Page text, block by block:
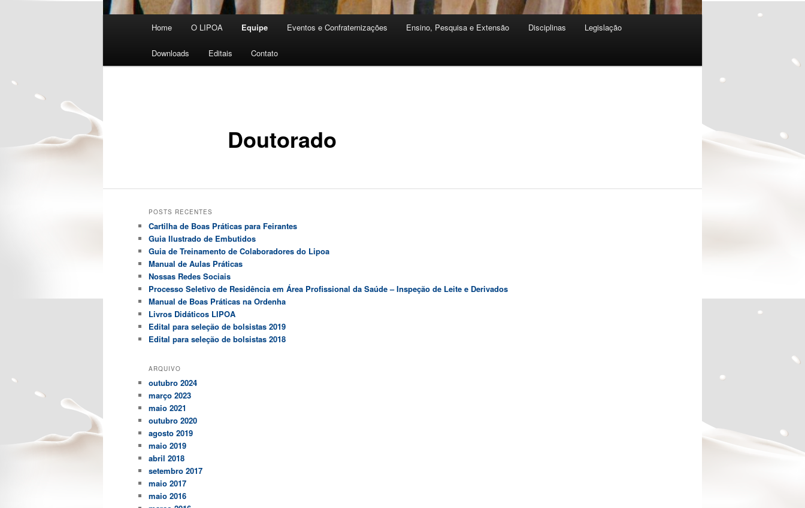
Home O LIPOA Equipe Eventos e Confraternizações Ensino, Pesquisa e Extensão Disciplinas Legislação
Downloads Editais Contato
Doutorado
POSTS RECENTES
Cartilha de Boas Práticas para Feirantes
Guia Ilustrado de Embutidos
Guia de Treinamento de Colaboradores do Lipoa
Manual de Aulas Práticas
Nossas Redes Sociais
Processo Seletivo de Residência em Área Profissional da Saúde – Inspeção de Leite e Derivados
Manual de Boas Práticas na Ordenha
Livros Didáticos LIPOA
Edital para seleção de bolsistas 2019
Edital para seleção de bolsistas 2018
ARQUIVO
outubro 2024
março 2023
maio 2021
outubro 2020
agosto 2019
maio 2019
abril 2018
setembro 2017
maio 2017
maio 2016